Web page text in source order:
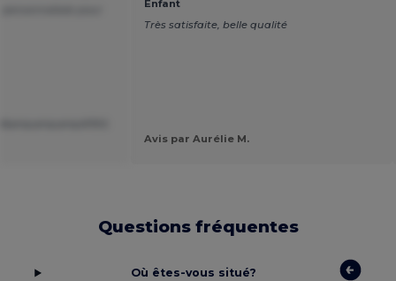
Enfant
Très satisfaite, belle qualité
Avis par Aurélie M.
Questions fréquentes
Où êtes-vous situé?